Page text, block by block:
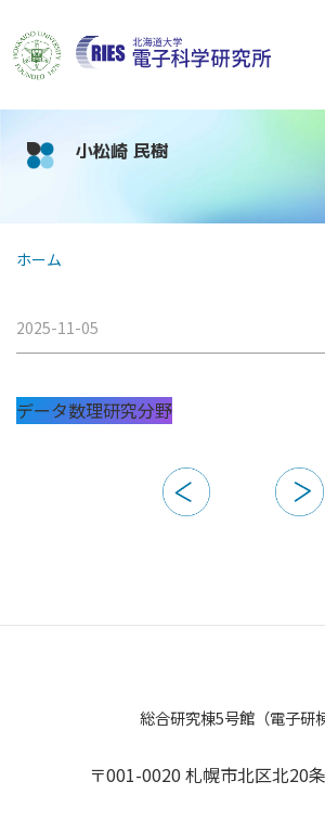
小松崎 民樹
ホーム
2025-11-05
データ数理研究分野
総合研究棟5号館（電子研棟
〒001-0020 札幌市北区北20